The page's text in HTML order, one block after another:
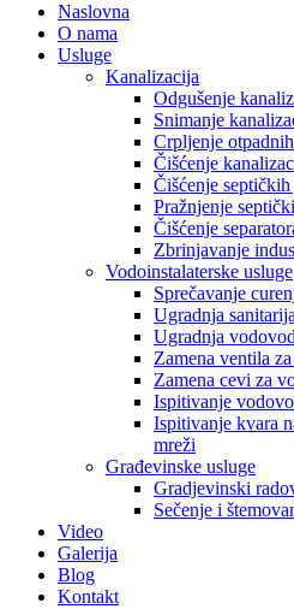
Naslovna
O nama
Usluge
Kanalizacija
Odgušenje
Snimanje
Crpljenje
Čišćenje
Čišćenje septičkih
Pražnjenje
Čišćenje
Zbrinjavanje
Vodoinstalaterske usluge
Sprečavanje
Ugradnja sanitarija
Ugradnja
Zamena ventila
Zamena cevi za
Ispitivanje
Ispitivanje kvara
mreži
Građevinske usluge
Gradjevinski
Sečenje i
Video
Galerija
Blog
Kontakt